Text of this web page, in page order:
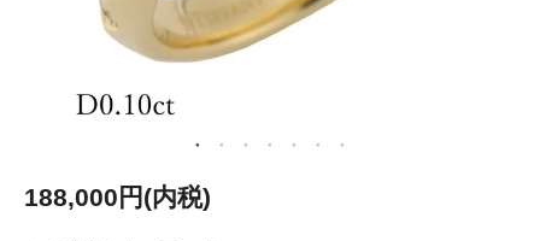
188,000円(内税)